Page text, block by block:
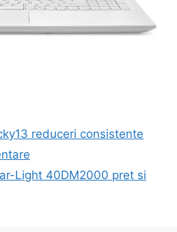
reduceri consistente
Light 40DM2000 pret si